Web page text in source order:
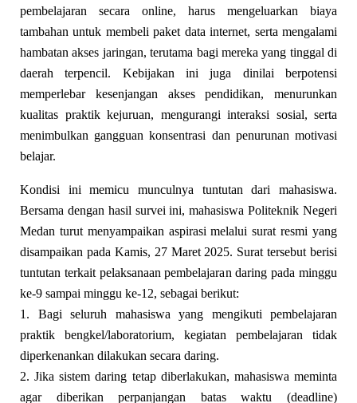
pembelajaran secara online, harus mengeluarkan biaya
tambahan untuk membeli paket data internet, serta mengalami
hambatan akses jaringan, terutama bagi mereka yang tinggal di
daerah terpencil. Kebijakan ini juga dinilai berpotensi
memperlebar kesenjangan akses pendidikan, menurunkan
kualitas praktik kejuruan, mengurangi interaksi sosial, serta
menimbulkan gangguan konsentrasi dan penurunan motivasi
belajar.
Kondisi ini memicu munculnya tuntutan dari mahasiswa.
Bersama dengan hasil survei ini, mahasiswa Politeknik Negeri
Medan turut menyampaikan aspirasi melalui surat resmi yang
disampaikan pada Kamis, 27 Maret 2025. Surat tersebut berisi
tuntutan terkait pelaksanaan pembelajaran daring pada minggu
ke-9 sampai minggu ke-12, sebagai berikut:
1. Bagi seluruh mahasiswa yang mengikuti pembelajaran
praktik bengkel/laboratorium, kegiatan pembelajaran tidak
diperkenankan dilakukan secara daring.
2. Jika sistem daring tetap diberlakukan, mahasiswa meminta
agar diberikan perpanjangan batas waktu (deadline)